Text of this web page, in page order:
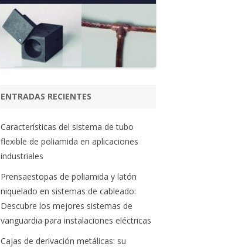
ENTRADAS RECIENTES
Características del sistema de tubo
flexible de poliamida en aplicaciones
industriales
Prensaestopas de poliamida y latón
niquelado en sistemas de cableado:
Descubre los mejores sistemas de
vanguardia para instalaciones eléctricas
Cajas de derivación metálicas: su